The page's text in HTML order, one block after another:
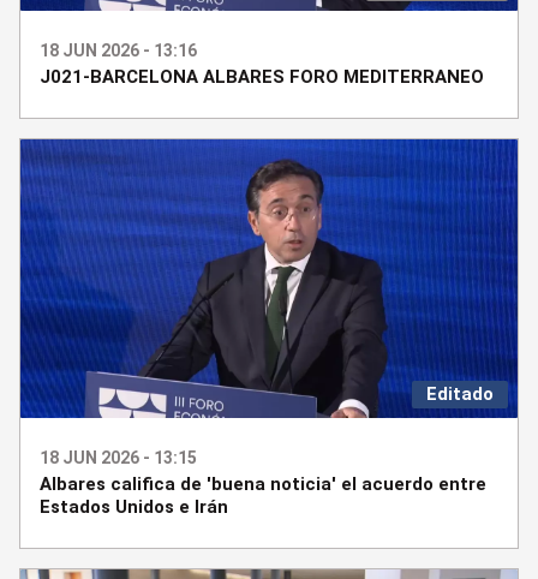
18 JUN 2026 - 13:16
J021-BARCELONA ALBARES FORO MEDITERRANEO
Editado
18 JUN 2026 - 13:15
Albares califica de 'buena noticia' el acuerdo entre
Estados Unidos e Irán